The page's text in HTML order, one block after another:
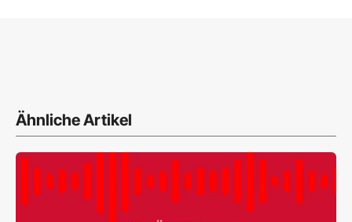
Ähnliche Artikel